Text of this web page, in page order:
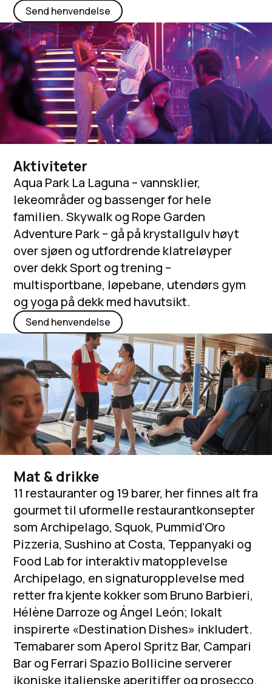
Send henvendelse
Aktiviteter
Aqua Park La Laguna – vannsklier,
lekeområder og bassenger for hele
familien. Skywalk og Rope Garden
Adventure Park – gå på krystallgulv høyt
over sjøen og utfordrende klatreløyper
over dekk Sport og trening –
multisportbane, løpebane, utendørs gym
og yoga på dekk med havutsikt.
Send henvendelse
Mat & drikke
11 restauranter og 19 barer, her finnes alt fra
gourmet til uformelle restaurantkonsepter
som Archipelago, Squok, Pummid’Oro
Pizzeria, Sushino at Costa, Teppanyaki og
Food Lab for interaktiv matopplevelse
Archipelago, en signaturopplevelse med
retter fra kjente kokker som Bruno Barbieri,
Hélène Darroze og Ángel León; lokalt
inspirerte «Destination Dishes» inkludert.
Temabarer som Aperol Spritz Bar, Campari
Bar og Ferrari Spazio Bollicine serverer
ikoniske italienske aperitiffer og prosecco.